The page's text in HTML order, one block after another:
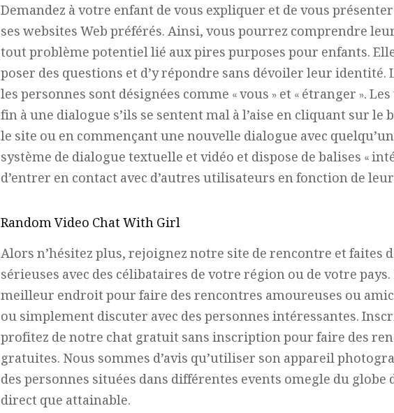
Demandez à votre enfant de vous expliquer et de vous
ses websites Web préférés. Ainsi, vous pourrez comprendre
tout problème potentiel lié aux pires purposes pour enfants.
poser des questions et d’y répondre sans dévoiler leur identité.
les personnes sont désignées comme « vous » et « étranger ».
fin à une dialogue s’ils se sentent mal à l’aise en cliquant sur le
le site ou en commençant une nouvelle dialogue avec
système de dialogue textuelle et vidéo et dispose de balises «
d’entrer en contact avec d’autres utilisateurs en fonction de
Random Video Chat With Girl
Alors n’hésitez plus, rejoignez notre site de rencontre et faites
sérieuses avec des célibataires de votre région ou de votre
meilleur endroit pour faire des rencontres amoureuses ou
ou simplement discuter avec des personnes intéressantes.
profitez de notre chat gratuit sans inscription pour faire des
gratuites. Nous sommes d’avis qu’utiliser son appareil
des personnes situées dans différentes events omegle du globe
direct que attainable.